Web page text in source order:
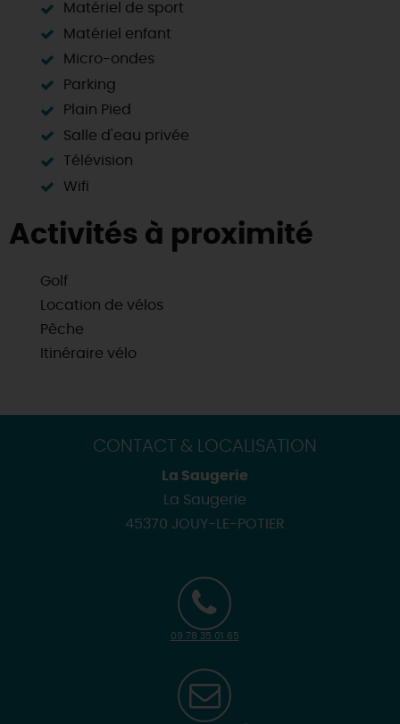
Matériel de sport
Matériel enfant
Micro-ondes
Parking
Plain Pied
Salle d'eau privée
Télévision
Wifi
Activités à proximité
Golf
Location de vélos
Pêche
Itinéraire vélo
CONTACT & LOCALISATION
La Saugerie
La Saugerie
45370 JOUY-LE-POTIER
09 78 35 01 65